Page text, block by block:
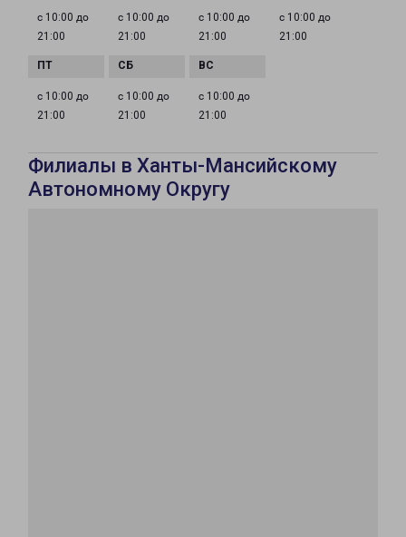
с 10:00 до
21:00
с 10:00 до
21:00
с 10:00 до
21:00
с 10:00 до
21:00
с 10:00 до
21:00
с 10:00 до
21:00
с 10:00 до
21:00
Филиалы в Ханты-Мансийскому
Автономному Округу